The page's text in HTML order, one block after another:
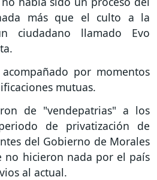
más que el culto a la
ciudadano llamado Evo
por momentos
mutuas.
de "vendepatrias" a los
de privatización de
del Gobierno de Morales
no hicieron nada por el país
al actual.